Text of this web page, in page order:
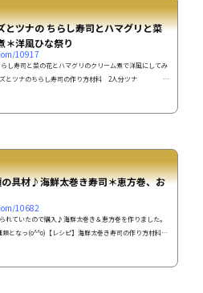
とツナの ちらし寿司とハマグリと菜
＊洋風ひな祭り
10917
し寿司と菜の花とハマグリのクリーム煮で洋風にしてみ
ーズとツナのちらし寿司の作り方材料 2人分ツナ
具材♪海鮮太巻き寿司＊恵方巻、お
10682
れていたので購入♪海鮮太巻き＆恵方巻を作りました。
類となっ(o^^o)【レシピ】海鮮太巻き寿司の作り方材料恵